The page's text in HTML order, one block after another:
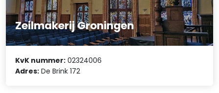
Zeilmakerij Groningen
KvK nummer: 02324006
Adres: De Brink 172